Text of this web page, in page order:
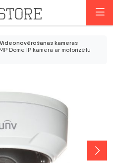
Videonovērošanas kameras
Dome IP kamera ar motorizētu